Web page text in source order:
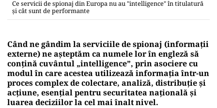
Ce servicii de spionaj din Europa nu au "intelligence" în titulatură
şi cât sunt de performante
Când ne gândim la serviciile de spionaj (informaţii
externe) ne aşteptăm ca numele lor în engleză să
conţină cuvântul „intelligence”, prin asociere cu
modul în care acestea utilizează informația într-un
proces complex de colectare, analiză, distribuție și
acțiune, esenţial pentru securitatea națională şi
luarea deciziilor la cel mai înalt nivel.